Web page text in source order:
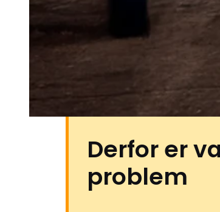
måder hen over året.
grundig vurdering, så
start. Du kan få
partnere. Udfyld blot
lokal specialist.
Derfor er
problem